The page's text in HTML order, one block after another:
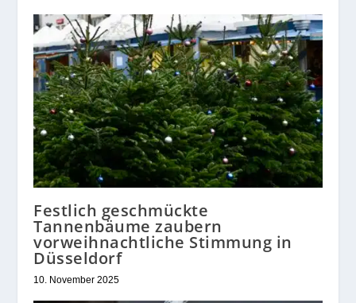
Festlich geschmückte
Tannenbäume zaubern
vorweihnachtliche Stimmung in
Düsseldorf
10. November 2025